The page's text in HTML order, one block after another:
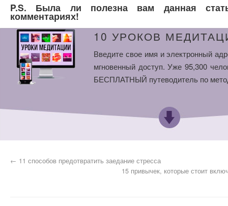
P.S. Была ли полезна вам данная
комментариях!
10 УРОКОВ
Введите свое имя и электронный
мгновенный доступ. Уже 95,300
БЕСПЛАТНЫЙ путеводитель по
← 11 способов предотвратить заедание стресса
15 привычек, которые стоит